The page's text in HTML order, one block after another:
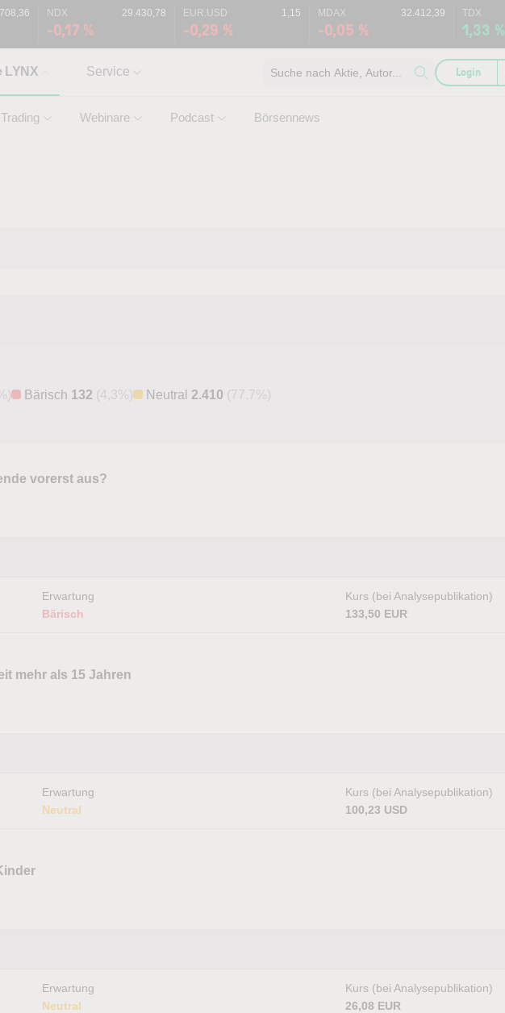
NDX 29.430,78
-0,17 %
EUR.USD 1,15
-0,29 %
MDAX 32.412,39
-0,05 %
TDX
1,33 %
LYNX
Trading Webinare Podcast Börsennews
Service Suche nach Aktie, Autor... Login
Bärisch 132 (4,3%) Neutral 2.410 (77,7%)
vorerst aus?
Erwartung
Bärisch
Kurs (bei Analysepublikation)
133,50 EUR
mehr als 15 Jahren
Erwartung
Neutral
Kurs (bei Analysepublikation)
100,23 USD
Erwartung
Neutral
Kurs (bei Analysepublikation)
26,08 EUR